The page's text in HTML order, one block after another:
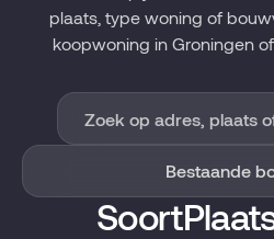
plaats, type woning of
koopwoning in Groningen
Soort